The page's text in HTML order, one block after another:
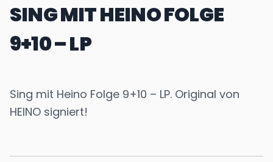
SING MIT HEINO FOLGE
9+10 – LP
Sing mit Heino Folge 9+10 – LP. Original von
HEINO signiert!